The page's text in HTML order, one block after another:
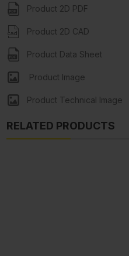
Product 2D PDF
Product 2D CAD
Product Data Sheet
Product Image
Product Technical Image
RELATED PRODUCTS